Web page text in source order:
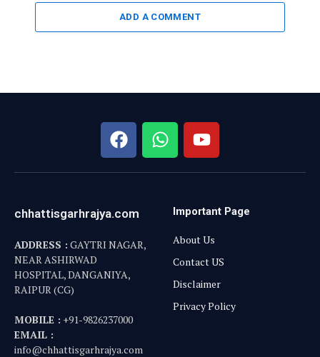
ADD A COMMENT
chhattisgarhrajya.com
ADDRESS : GAYTRI NAGAR,
NEAR ASHIRWAD
HOSPITAL, DANGANIYA,
RAIPUR (CG)
MOBILE : +91-9826237000
EMAIL :
info@chhattisgarhrajya.com
Important Page
About Us
Contact US
Disclaimer
Privacy Policy